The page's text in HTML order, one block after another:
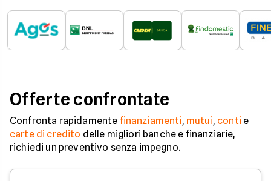
Offerte confrontate
Confronta rapidamente finanziamenti, mutui, conti e
carte di credito delle migliori banche e finanziarie,
richiedi un preventivo senza impegno.